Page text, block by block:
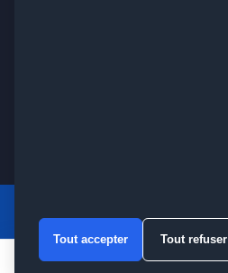
LCM
Tout accepter Tout refuser